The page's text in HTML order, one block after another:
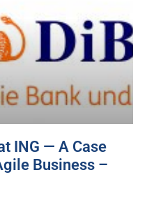
ING — A Case
Business –